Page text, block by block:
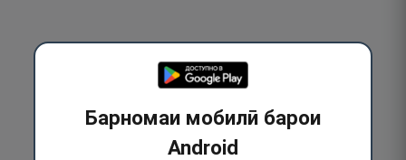
Барномаи мобилӣ барои
Android